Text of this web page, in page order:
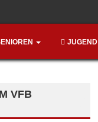
JUGEND
VFB